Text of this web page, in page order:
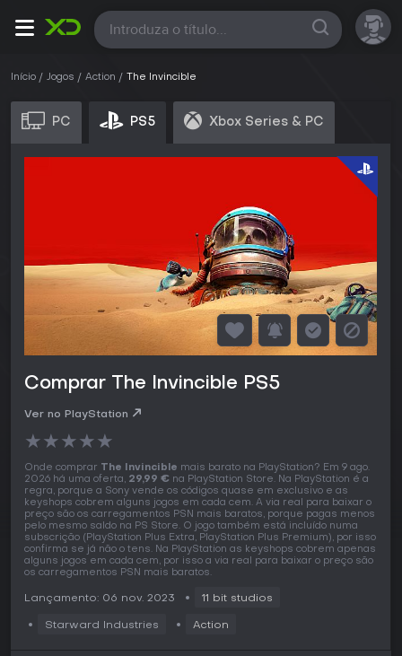
Todas
Início Jogos Action The Invincible
PC PS5 Xbox Series & PC
Comprar The Invincible PS5
Ver no PlayStation
★★★★★
Onde comprar The Invincible mais barato na PlayStation? Em 9 ago.
2026 há uma oferta, 29,99 € na PlayStation Store. Na PlayStation é a
regra, porque a Sony vende os códigos quase em exclusivo e as
keyshops cobrem alguns jogos em cada cem. A via real para baixar o
preço são os carregamentos PSN mais baratos, porque pagas menos
pelo mesmo saldo na PS Store. O jogo também está incluído numa
subscrição (PlayStation Plus Extra, PlayStation Plus Premium), por isso
confirma se já não o tens. Na PlayStation as keyshops cobrem apenas
alguns jogos em cada cem, por isso a via real para baixar o preço são
os carregamentos PSN mais baratos.
Lançamento: 06 nov. 2023 11 bit studios
Starward Industries Action